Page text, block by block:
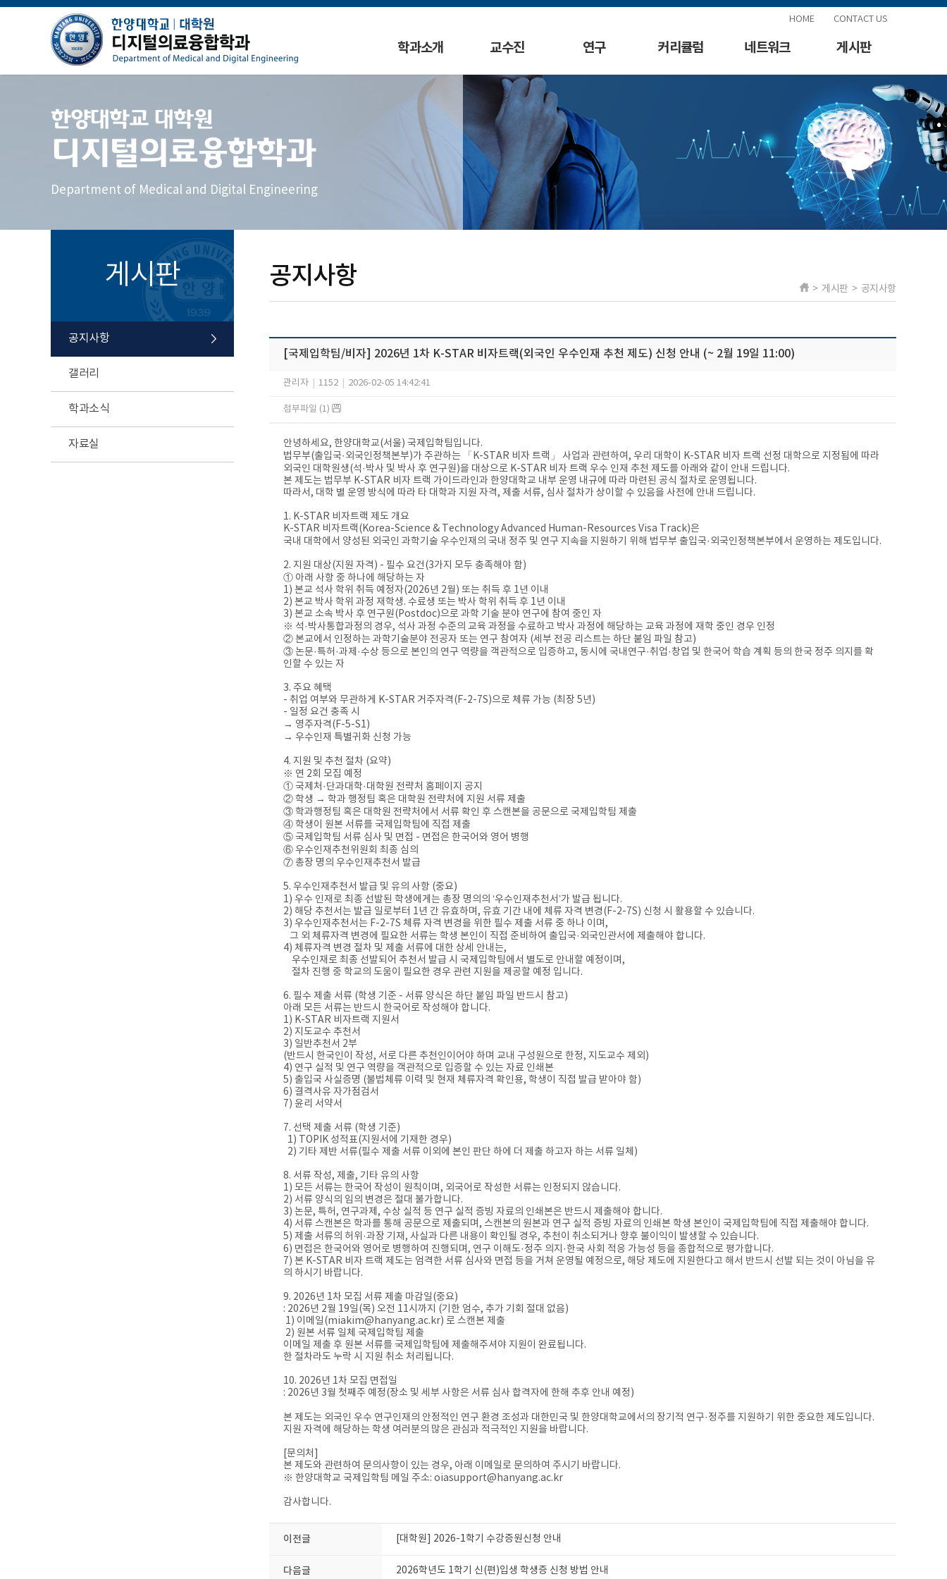
HOME CONTACT US
학과소개 교수진 연구 커리큘럼 네트워크 게시판
한양대학교 대학원
디지털의료융합학과
Department of Medical and Digital Engineering
게시판
공지사항
갤러리
학과소식
자료실
공지사항 > 게시판 > 공지사항
[국제입학팀/비자] 2026년 1차 K-STAR 비자트랙(외국인 우수인재 추천 제도) 신청 안내 (~ 2월 19일 11:00)
관리자 1152 2026-02-05 14:42:41
첨부파일 (1)
안녕하세요, 한양대학교(서울) 국제입학팀입니다.
법무부(출입국·외국인정책본부)가 주관하는 「K-STAR 비자 트랙」 사업과 관련하여, 우리 대학이 K-STAR 비자 트랙 선정 대학으로 지정됨에 따라
외국인 대학원생(석·박사 및 박사 후 연구원)을 대상으로 K-STAR 비자 트랙 우수 인재 추천 제도를 아래와 같이 안내 드립니다.
본 제도는 법무부 K-STAR 비자 트랙 가이드라인과 한양대학교 내부 운영 내규에 따라 마련된 공식 절차로 운영됩니다.
따라서, 대학 별 운영 방식에 따라 타 대학과 지원 자격, 제출 서류, 심사 절차가 상이할 수 있음을 사전에 안내 드립니다.
1. K-STAR 비자트랙 제도 개요
K-STAR 비자트랙(Korea-Science & Technology Advanced Human-Resources Visa Track)은
국내 대학에서 양성된 외국인 과학기술 우수인재의 국내 정주 및 연구 지속을 지원하기 위해 법무부 출입국·외국인정책본부에서 운영하는 제도입니다.
2. 지원 대상(지원 자격) - 필수 요건(3가지 모두 충족해야 함)
① 아래 사항 중 하나에 해당하는 자
1) 본교 석사 학위 취득 예정자(2026년 2월) 또는 취득 후 1년 이내
2) 본교 박사 학위 과정 재학생. 수료생 또는 박사 학위 취득 후 1년 이내
3) 본교 소속 박사 후 연구원(Postdoc)으로 과학 기술 분야 연구에 참여 중인 자
※ 석·박사통합과정의 경우, 석사 과정 수준의 교육 과정을 수료하고 박사 과정에 해당하는 교육 과정에 재학 중인 경우 인정
② 본교에서 인정하는 과학기술분야 전공자 또는 연구 참여자 (세부 전공 리스트는 하단 붙임 파일 참고)
③ 논문·특허·과제·수상 등으로 본인의 연구 역량을 객관적으로 입증하고, 동시에 국내연구·취업·창업 및 한국어 학습 계획 등의 한국 정주 의지를 확
인할 수 있는 자
3. 주요 혜택
- 취업 여부와 무관하게 K-STAR 거주자격(F-2-7S)으로 체류 가능 (최장 5년)
- 일정 요건 충족 시
→ 영주자격(F-5-S1)
→ 우수인재 특별귀화 신청 가능
4. 지원 및 추천 절차 (요약)
※ 연 2회 모집 예정
① 국제처·단과대학·대학원 전략처 홈페이지 공지
② 학생 → 학과 행정팀 혹은 대학원 전략처에 지원 서류 제출
③ 학과행정팀 혹은 대학원 전략처에서 서류 확인 후 스캔본을 공문으로 국제입학팀 제출
④ 학생이 원본 서류를 국제입학팀에 직접 제출
⑤ 국제입학팀 서류 심사 및 면접 - 면접은 한국어와 영어 병행
⑥ 우수인재추천위원회 최종 심의
⑦ 총장 명의 우수인재추천서 발급
5. 우수인재추천서 발급 및 유의 사항 (중요)
1) 우수 인재로 최종 선발된 학생에게는 총장 명의의 ‘우수인재추천서’가 발급 됩니다.
2) 해당 추천서는 발급 일로부터 1년 간 유효하며, 유효 기간 내에 체류 자격 변경(F-2-7S) 신청 시 활용할 수 있습니다.
3) 우수인재추천서는 F-2-7S 체류 자격 변경을 위한 필수 제출 서류 중 하나 이며,
그 외 체류자격 변경에 필요한 서류는 학생 본인이 직접 준비하여 출입국·외국인관서에 제출해야 합니다.
4) 체류자격 변경 절차 및 제출 서류에 대한 상세 안내는,
우수인재로 최종 선발되어 추천서 발급 시 국제입학팀에서 별도로 안내할 예정이며,
절차 진행 중 학교의 도움이 필요한 경우 관련 지원을 제공할 예정 입니다.
6. 필수 제출 서류 (학생 기준 - 서류 양식은 하단 붙임 파일 반드시 참고)
아래 모든 서류는 반드시 한국어로 작성해야 합니다.
1) K-STAR 비자트랙 지원서
2) 지도교수 추천서
3) 일반추천서 2부
(반드시 한국인이 작성, 서로 다른 추천인이어야 하며 교내 구성원으로 한정, 지도교수 제외)
4) 연구 실적 및 연구 역량을 객관적으로 입증할 수 있는 자료 인쇄본
5) 출입국 사실증명 (불법체류 이력 및 현재 체류자격 확인용, 학생이 직접 발급 받아야 함)
6) 결격사유 자가점검서
7) 윤리 서약서
7. 선택 제출 서류 (학생 기준)
1) TOPIK 성적표(지원서에 기재한 경우)
2) 기타 제반 서류(필수 제출 서류 이외에 본인 판단 하에 더 제출 하고자 하는 서류 일체)
8. 서류 작성, 제출, 기타 유의 사항
1) 모든 서류는 한국어 작성이 원칙이며, 외국어로 작성한 서류는 인정되지 않습니다.
2) 서류 양식의 임의 변경은 절대 불가합니다.
3) 논문, 특허, 연구과제, 수상 실적 등 연구 실적 증빙 자료의 인쇄본은 반드시 제출해야 합니다.
4) 서류 스캔본은 학과를 통해 공문으로 제출되며, 스캔본의 원본과 연구 실적 증빙 자료의 인쇄본 학생 본인이 국제입학팀에 직접 제출해야 합니다.
5) 제출 서류의 허위·과장 기재, 사실과 다른 내용이 확인될 경우, 추천이 취소되거나 향후 불이익이 발생할 수 있습니다.
6) 면접은 한국어와 영어로 병행하여 진행되며, 연구 이해도·정주 의지·한국 사회 적응 가능성 등을 종합적으로 평가합니다.
7) 본 K-STAR 비자 트랙 제도는 엄격한 서류 심사와 면접 등을 거쳐 운영될 예정으로, 해당 제도에 지원한다고 해서 반드시 선발 되는 것이 아님을 유
의 하시기 바랍니다.
9. 2026년 1차 모집 서류 제출 마감일(중요)
: 2026년 2월 19일(목) 오전 11시까지 (기한 엄수, 추가 기회 절대 없음)
1) 이메일(miakim@hanyang.ac.kr) 로 스캔본 제출
2) 원본 서류 일체 국제입학팀 제출
이메일 제출 후 원본 서류를 국제입학팀에 제출해주셔야 지원이 완료됩니다.
한 절차라도 누락 시 지원 취소 처리됩니다.
10. 2026년 1차 모집 면접일
: 2026년 3월 첫째주 예정(장소 및 세부 사항은 서류 심사 합격자에 한해 추후 안내 예정)
본 제도는 외국인 우수 연구인재의 안정적인 연구 환경 조성과 대한민국 및 한양대학교에서의 장기적 연구·정주를 지원하기 위한 중요한 제도입니다.
지원 자격에 해당하는 학생 여러분의 많은 관심과 적극적인 지원을 바랍니다.
[문의처]
본 제도와 관련하여 문의사항이 있는 경우, 아래 이메일로 문의하여 주시기 바랍니다.
※ 한양대학교 국제입학팀 메일 주소: oiasupport@hanyang.ac.kr
감사합니다.
이전글 [대학원] 2026-1학기 수강증원신청 안내
다음글 2026학년도 1학기 신(편)입생 학생증 신청 방법 안내